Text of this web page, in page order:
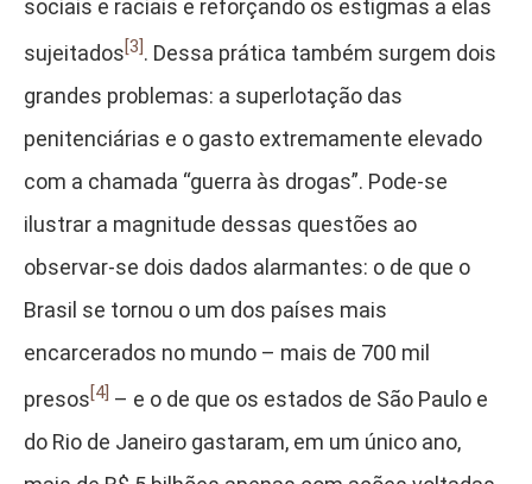
sociais e raciais e reforçando os estigmas a elas
sujeitados[3]. Dessa prática também surgem dois
grandes problemas: a superlotação das
penitenciárias e o gasto extremamente elevado
com a chamada “guerra às drogas”. Pode-se
ilustrar a magnitude dessas questões ao
observar-se dois dados alarmantes: o de que o
Brasil se tornou o um dos países mais
encarcerados no mundo – mais de 700 mil
presos[4] – e o de que os estados de São Paulo e
do Rio de Janeiro gastaram, em um único ano,